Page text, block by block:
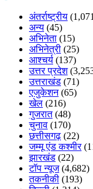
अंतर्राष्ट्रीय
अन्य (45)
अभिनेता (15)
अभिनेत्री (25)
आश्चर्य (137)
उत्तर प्रदेश
उत्तराखंड (71)
एजुकेशन(65)
खेल (216)
गुजरात(48)
चुनाव (170)
छत्तीसगढ़ (22)
जम्मू एंड कश्मीर
झारखंड (22)
टॉप न्यूज(4,682)
तकनीकी (193)